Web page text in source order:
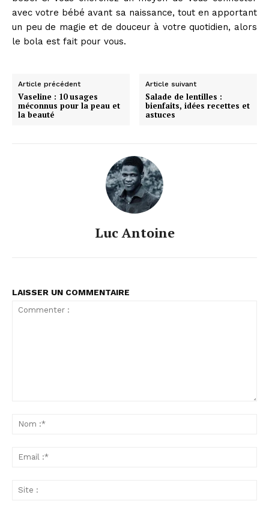
avec votre bébé avant sa naissance, tout en apportant
un peu de magie et de douceur à votre quotidien, alors
le bola est fait pour vous.
Article précédent
Vaseline : 10 usages
méconnus pour la peau et
la beauté
Article suivant
Salade de lentilles :
bienfaits, idées recettes et
astuces
Luc Antoine
LAISSER UN COMMENTAIRE